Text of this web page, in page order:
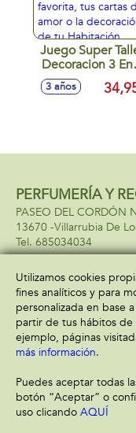
Juego Super
Decoracion 3 En
con mas de 150
accesorios.
decoración de
3 años
Filtrar
PERFUMERÍA Y
PASEO DEL CORDÓN
13670 -Villarrubia De
685034034
Información
Aviso legal
Política de privacidad
Política de cookies
Utilizamos cookies
fines analíticos y para
personalizada en base
partir de tus hábitos
ejemplo, páginas
más información.
Puedes aceptar todas
botón “Aceptar” o
uso clicando AQUÍ